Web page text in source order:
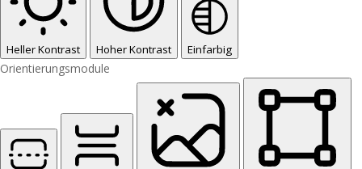
Heller Kontrast Hoher Kontrast Einfarbig
Orientierungsmodule